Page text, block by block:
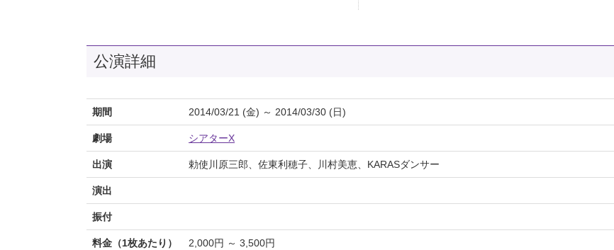
公演詳細
期間 2014/03/21 (金) ～ 2014/03/30 (日)
劇場 シアターX
出演 勅使川原三郎、佐東利穂子、川村美恵、KARASダンサー
演出
振付
料金（1枚あたり）
2,000円 ～ 3,500円